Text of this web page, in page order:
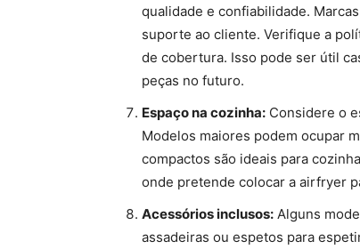
qualidade e confiabilidade.
suporte ao cliente. Verifique a
de cobertura. Isso pode ser útil
peças no futuro.
Espaço na cozinha: Considere o
Modelos maiores podem ocupar
compactos são ideais para
onde pretende colocar a airfryer
Acessórios inclusos: Alguns
assadeiras ou espetos para